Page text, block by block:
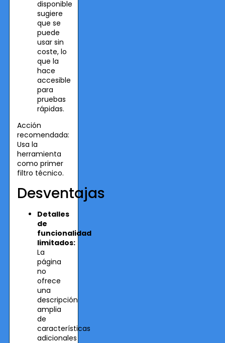
disponible
sugiere
que se
puede
usar sin
coste, lo
que la
hace
accesible
para
pruebas
rápidas.
Acción
recomendada:
Usa la
herramienta
como primer
filtro técnico.
Desventajas
Detalles
de
funcionalidad
limitados:
La
página
no
ofrece
una
descripción
amplia
de
características
adicionales